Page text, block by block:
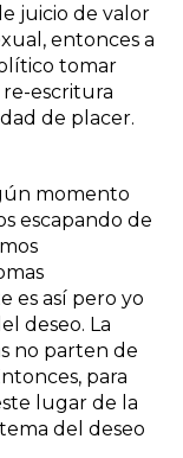
juicio de valor
entonces a
tomar
escritura
de placer.
momento
escapando de
es así pero yo
deseo. La
no parten de
para
lugar de la
del deseo